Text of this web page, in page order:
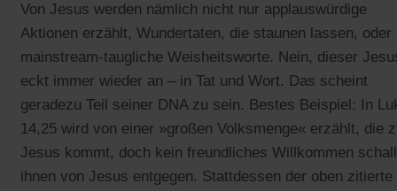
Von Jesus werden nämlich nicht nur applauswürdige
Aktionen erzählt, Wundertaten, die staunen lassen, oder
mainstream-taugliche Weisheitsworte. Nein, dieser
eckt immer wieder an – in Tat und Wort. Das scheint
geradezu Teil seiner DNA zu sein. Bestes Beispiel: In
14,25 wird von einer »großen Volksmenge« erzählt, die
Jesus kommt, doch kein freundliches Willkommen
ihnen von Jesus entgegen. Stattdessen der oben zitierte